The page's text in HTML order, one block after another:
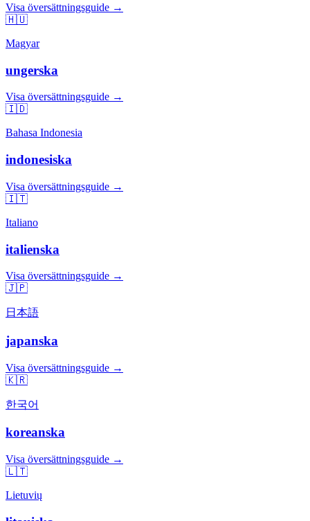
Visa översättningsguide →
🇭🇺
Magyar
ungerska
Visa översättningsguide →
🇮🇩
Bahasa Indonesia
indonesiska
Visa översättningsguide →
🇮🇹
Italiano
italienska
Visa översättningsguide →
🇯🇵
日本語
japanska
Visa översättningsguide →
🇰🇷
한국어
koreanska
Visa översättningsguide →
🇱🇹
Lietuvių